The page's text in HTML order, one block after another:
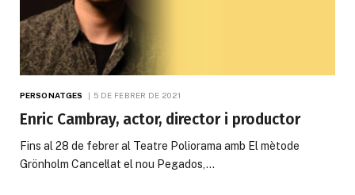
PERSONATGES 5 DE FEBRER DE 2021
Enric Cambray, actor, director i productor
Fins al 28 de febrer al Teatre Poliorama amb El mètode
Grönholm Cancel·lat el nou Pegados,…